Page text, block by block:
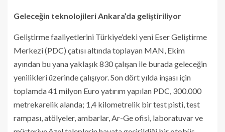
Geleceğin teknolojileri Ankara’da geliştiriliyor
Geliştirme faaliyetlerini Türkiye’deki yeni Eser Geliştirme
Merkezi (PDC) çatısı altında toplayan MAN, Ekim
ayından bu yana yaklaşık 830 çalışan ile burada geleceğin
yenilikleri üzerinde çalışıyor. Son dört yılda inşası için
toplamda 41 milyon Euro yatırım yapılan PDC, 300.000
metrekarelik alanda; 1,4 kilometrelik bir test pisti, test
rampası, atölyeler, ambarlar, Ar-Ge ofisi, laboratuvar ve